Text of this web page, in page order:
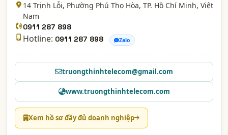
14 Trịnh Lỗi, Phường Phú Thọ Hòa, TP. Hồ Chí Minh, Việt
Nam
0911 287 898
Hotline: 0911 287 898 Zalo
truongthinhtelecom@gmail.com
www.truongthinhtelecom.com
Xem hồ sơ đầy đủ doanh nghiệp